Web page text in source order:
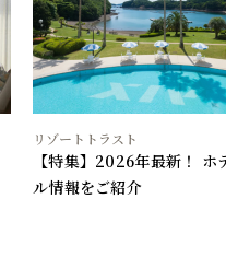
リゾートトラスト
【特集】2026年最新！ ホ
ル情報をご紹介